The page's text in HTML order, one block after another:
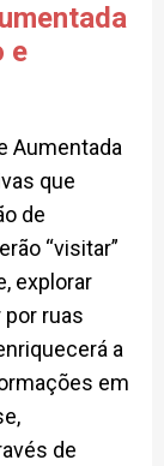
e
Aumentada
que
de
“visitar”
explorar
ruas
a
em
de